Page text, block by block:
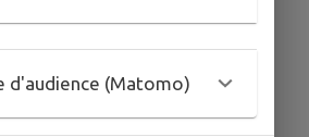
d'audience (Matomo)